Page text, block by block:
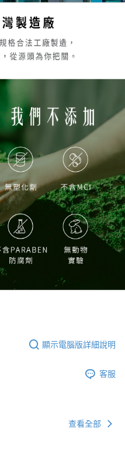
顯示電腦版詳細說明
客服
查看全部